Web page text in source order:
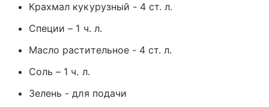
Крахмал кукурузный - 4 ст. л.
Специи – 1 ч. л.
Масло растительное - 4 ст. л.
Соль – 1 ч. л.
Зелень - для подачи